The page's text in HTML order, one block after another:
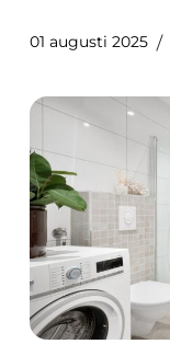
01 augusti 2025